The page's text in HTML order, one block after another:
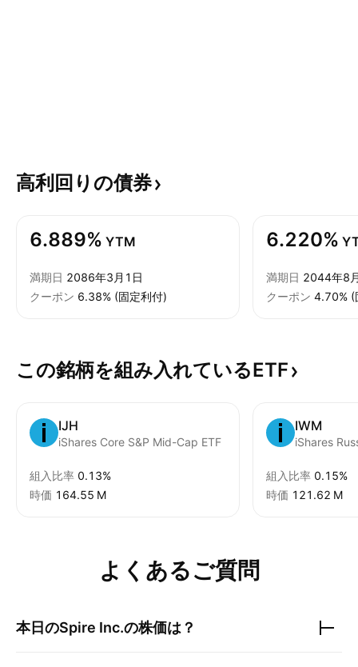
高利回りの債券
6.889% YTM
満期日 2086年3月1日
クーポン 6.38% (固定利付)
6.220%
満期日 2044年8
クーポン 4.70% (
この銘柄を組み入れているETF
IJH
iShares Core S&P Mid-Cap ETF
組入比率 0.13%
時価 ‪164.55 M‬
IWM
iShares
組入比率 0.15%
時価 ‪121.62 M‬
よくあるご質問
本日のSpire Inc.の株価は？